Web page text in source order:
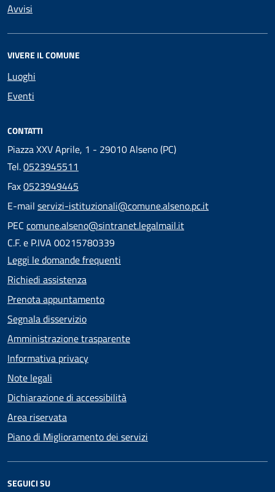
Avvisi
VIVERE IL COMUNE
Luoghi
Eventi
CONTATTI
Piazza XXV Aprile, 1 - 29010 Alseno (PC)
Tel.0523945511
Fax0523949445
E-mail servizi-istituzionali@comune.alseno.pc.it
PEC comune.alseno@sintranet.legalmail.it
C.F. e P.IVA 00215780339
Leggi le domande frequenti
Richiedi assistenza
Prenota appuntamento
Segnala disservizio
Amministrazione trasparente
Informativa privacy
Note legali
Dichiarazione di accessibilità
Area riservata
Piano di Miglioramento dei servizi
SEGUICI SU